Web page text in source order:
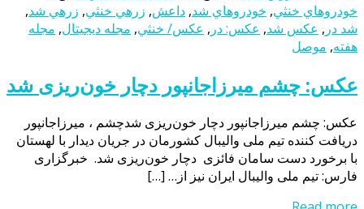
خودروهاي خنثي, خودروهاي شد, داعش, زرهي خنثي, زرهي شد,
شد در , عکس شد, عکس: در , عکس/ خنثي, مجله دیجیتال, مجله
هفته, موصل
عکس: چشم میرزاجانپور دچار خون‌ریزی شد
عکس: چشم میرزاجانپور دچار خون‌ریزی شدچشم ، میرزاجانپور
دریافت کننده تیم ملی والیبال کشورمان در جریان دیدار با لهستان
با برخورد دست سامان فائزی دچار خون‌ریزی شد. خبرگزاری
فارس: تیم ملی والیبال ایران نیز از… […]